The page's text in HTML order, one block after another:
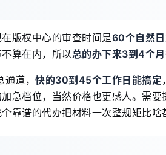
版权中心的审查时间是60个自然
算在内，所以总的办下来3到4个
道， 快的30到45个工作日能搞定
急档位，当然价格也更感人。需
靠谱的代办把材料一次整规矩比啥